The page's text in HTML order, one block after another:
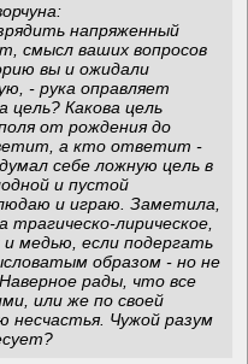
напряженный
смысл ваших вопросов
вы и ожидали
- рука оправляет
цель? Какова цель
от рождения до
а кто ответит -
себе ложную цель в
и пустой
и играю. Заметила,
лирическое,
медью, если подергать
образом - но не
рады, что все
или же по своей
Чужой разум